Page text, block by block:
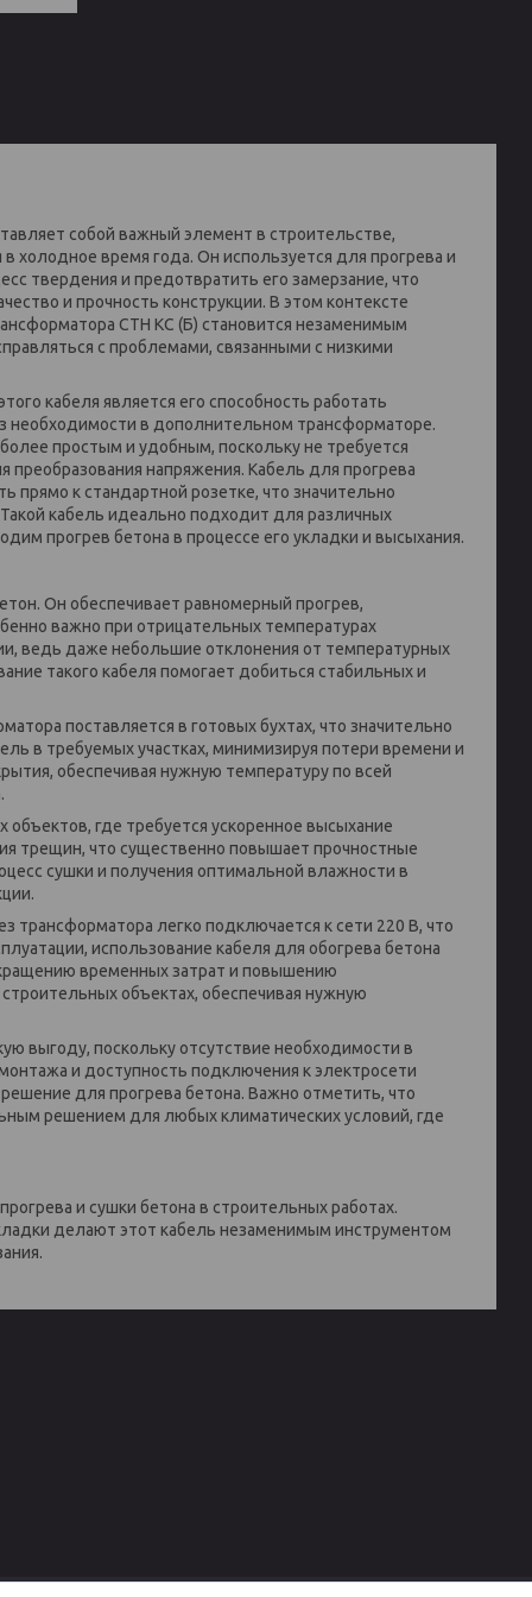
собой важный элемент в строительстве,
холодное время года. Он используется для прогрева и
твердения и предотвратить его замерзание, что
и прочность конструкции. В этом контексте
СТН КС (Б) становится незаменимым
с проблемами, связанными с низкими
кабеля является его способность работать
необходимости в дополнительном трансформаторе.
простым и удобным, поскольку не требуется
напряжения. Кабель для прогрева
к стандартной розетке, что значительно
кабель идеально подходит для различных
прогрев бетона в процессе его укладки и высыхания.
Он обеспечивает равномерный прогрев,
важно при отрицательных температурах
ведь даже небольшие отклонения от температурных
такого кабеля помогает добиться стабильных и
поставляется в готовых бухтах, что значительно
в требуемых участках, минимизируя потери времени и
обеспечивая нужную температуру по всей
где требуется ускоренное высыхание
трещин, что существенно повышает прочностные
сушки и получения оптимальной влажности в
трансформатора легко подключается к сети 220 В, что
использование кабеля для обогрева бетона
временных затрат и повышению
объектах, обеспечивая нужную
выгоду, поскольку отсутствие необходимости в
и доступность подключения к электросети
для прогрева бетона. Важно отметить, что
решением для любых климатических условий, где
и сушки бетона в строительных работах.
делают этот кабель незаменимым инструментом